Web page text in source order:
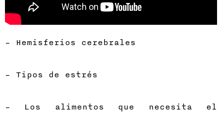
– Hemisferios cerebrales
– Tipos de estrés
– Los alimentos que necesita el